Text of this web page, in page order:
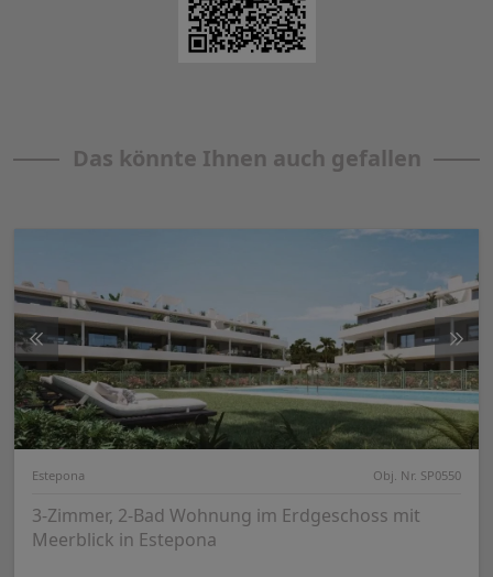
Das könnte Ihnen auch gefallen
Estepona Obj. Nr. SP0550
3-Zimmer, 2-Bad Wohnung im Erdgeschoss mit
Meerblick in Estepona